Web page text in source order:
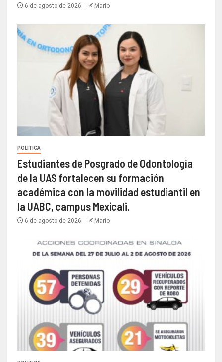
6 de agosto de 2026 Mario
POLÍTICA
Estudiantes de Posgrado de Odontología
de la UAS fortalecen su formación
académica con la movilidad estudiantil en
la UABC, campus Mexicali.
6 de agosto de 2026 Mario